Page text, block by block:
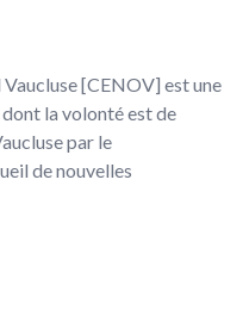
[CENOV] est une
la volonté est de
par le
de nouvelles